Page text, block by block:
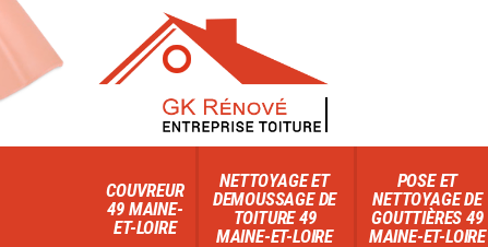
COUVREUR
49 MAINE-
ET-LOIRE
NETTOYAGE ET
DEMOUSSAGE DE
TOITURE 49
MAINE-ET-LOIRE
POSE ET
NETTOYAGE DE
GOUTTIÈRES 49
MAINE-ET-LOIRE